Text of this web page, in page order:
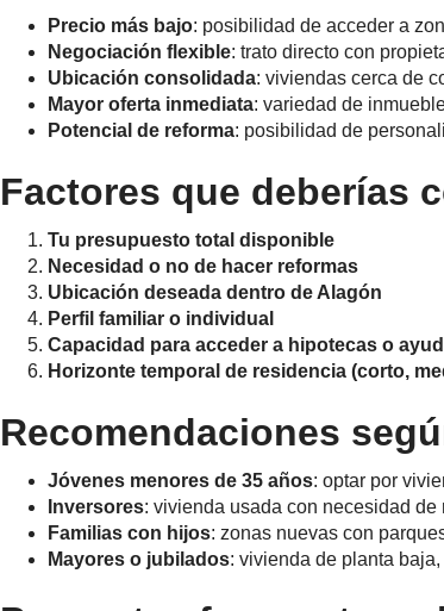
Precio más bajo: posibilidad de acceder a
Negociación flexible: trato directo con
Ubicación consolidada: viviendas cerca de
Mayor oferta inmediata: variedad de
Potencial de reforma: posibilidad de
Factores que deberías
Tu presupuesto total disponible
Necesidad o no de hacer reformas
Ubicación deseada dentro de Alagón
Perfil familiar o individual
Capacidad para acceder a hipotecas o
Horizonte temporal de residencia (corto,
Recomendaciones
Jóvenes menores de 35 años: optar por
Inversores: vivienda usada con necesidad
Familias con hijos: zonas nuevas con
Mayores o jubilados: vivienda de planta